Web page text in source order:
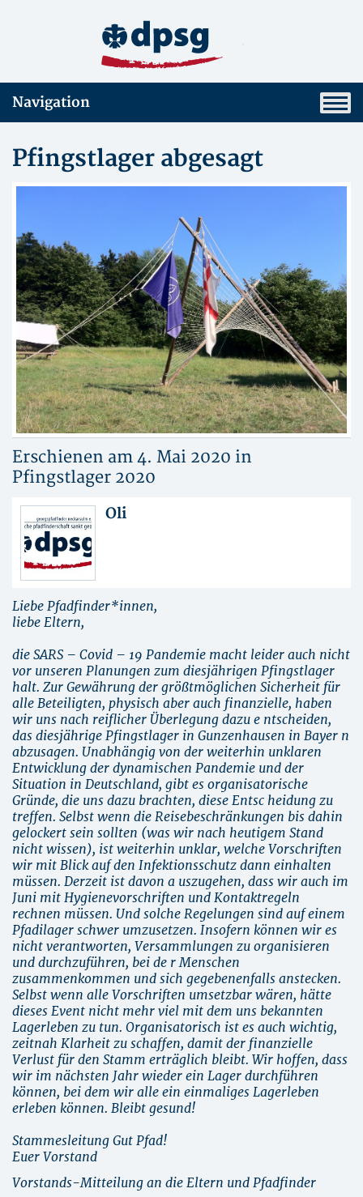
Navigation
Pfingstlager abgesagt
Erschienen am 4. Mai 2020 in
Pfingstlager 2020
Oli
Liebe Pfadfinder*innen,
liebe Eltern,
die SARS – Covid – 19 Pandemie macht leider auch nicht
vor unseren Planungen zum diesjährigen Pfingstlager
halt. Zur Gewährung der größtmöglichen Sicherheit für
alle Beteiligten, physisch aber auch finanzielle, haben
wir uns nach reiflicher Überlegung dazu e ntscheiden,
das diesjährige Pfingstlager in Gunzenhausen in Bayer n
abzusagen. Unabhängig von der weiterhin unklaren
Entwicklung der dynamischen Pandemie und der
Situation in Deutschland, gibt es organisatorische
Gründe, die uns dazu brachten, diese Entsc heidung zu
treffen. Selbst wenn die Reisebeschränkungen bis dahin
gelockert sein sollten (was wir nach heutigem Stand
nicht wissen), ist weiterhin unklar, welche Vorschriften
wir mit Blick auf den Infektionsschutz dann einhalten
müssen. Derzeit ist davon a uszugehen, dass wir auch im
Juni mit Hygienevorschriften und Kontaktregeln
rechnen müssen. Und solche Regelungen sind auf einem
Pfadilager schwer umzusetzen. Insofern können wir es
nicht verantworten, Versammlungen zu organisieren
und durchzuführen, bei de r Menschen
zusammenkommen und sich gegebenenfalls anstecken.
Selbst wenn alle Vorschriften umsetzbar wären, hätte
dieses Event nicht mehr viel mit dem uns bekannten
Lagerleben zu tun. Organisatorisch ist es auch wichtig,
zeitnah Klarheit zu schaffen, damit der finanzielle
Verlust für den Stamm erträglich bleibt. Wir hoffen, dass
wir im nächsten Jahr wieder ein Lager durchführen
können, bei dem wir alle ein einmaliges Lagerleben
erleben können. Bleibt gesund!
Stammesleitung Gut Pfad!
Euer Vorstand
Vorstands-Mitteilung an die Eltern und Pfadfinder